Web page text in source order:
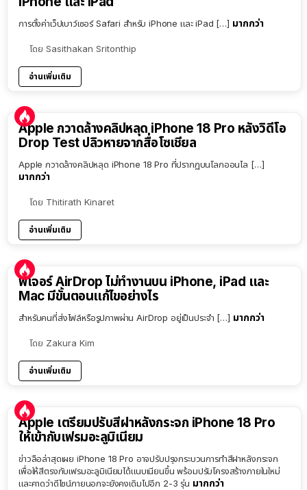
การตั้งค่าเว็ปเบาว์เซอร์ Safari สำหรับ iPhone และ iPad […] มากกว่า
โดย Sasithakan Sritonthip
อ่านเพิ่มเติม
Apple กวาดล้างคลิปหลุด iPhone 18 Pro หลังวิดีโอ
Drop Test ปลิวหายจากสื่อโซเชียล
Apple กวาดล้างคลิปหลุด iPhone 18 Pro ที่ปรากฏบนโลกออนไล […]
มากกว่า
โดย Thitirath Kinaret
อ่านเพิ่มเติม
ฟีเจอร์ AirDrop ไม่ทำงานบน iPhone, iPad และ
Mac มีขั้นตอนแก้ไขอย่างไร
สำหรับคนที่ส่งไฟล์หรือรูปภาพผ่าน AirDrop อยู่เป็นประจำ […] มากกว่า
โดย Zakura Kim
อ่านเพิ่มเติม
Apple เตรียมปรับสีฝาหลังกระจก iPhone 18 Pro
ให้เข้ากับเฟรมอะลูมิเนียม
ข่าวลือล่าสุดเผย iPhone 18 Pro อาจปรับปรุงกระบวนการทำสีฝาหลังกระจก
เพื่อให้สีตรงกับเฟรมอะลูมิเนียมได้แนบเนียนขึ้น พร้อมปรับโครงสร้างภายในใหม่
และคาดว่าดีไซน์ภายนอกจะยังคงเดิมไปอีก 2-3 รุ่น มากกว่า